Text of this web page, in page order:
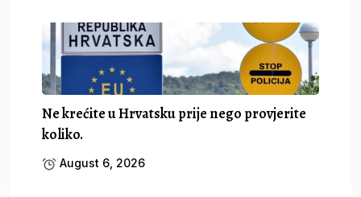
Ne krećite u Hrvatsku prije nego provjerite
koliko.
August 6, 2026